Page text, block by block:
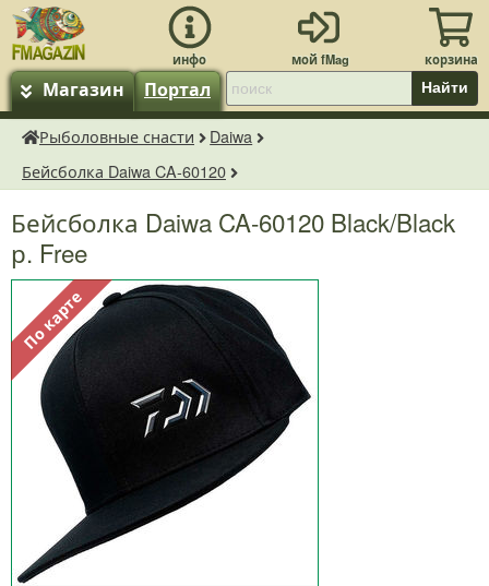
Магазин Портал Найти
fMagazin.ru
Рыболовные снасти
Daiwa
Бейсболка Daiwa CA-60120
Бейсболка Daiwa CA-60120 Black/Black
р. Free
По карте